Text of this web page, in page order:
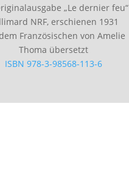
„Le dernier feu“
NRF, erschienen 1931
Französischen von Amelie
Thoma übersetzt
ISBN 978-3-98568-113-6